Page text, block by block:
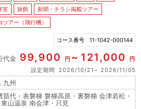
室
旅館
新聞・チラシ掲載ツアー
ツアー（飛行機）
コース番号 11-1042-000144
代金 99,900 円 121,000
円
設定期間
2026/10/21
2026/11/05
九州
苗代・表磐梯 磐梯高原・裏磐梯 会津若松・
山温泉 南会津・只見